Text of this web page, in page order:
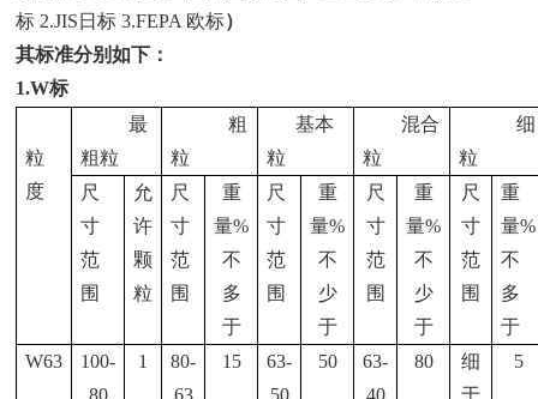
标 2.JIS日标 3.FEPA 欧标）
其标准分别如下：
1.W标
粒
度
最
粗粒
粗
粒
基本
粒
混合
粒
细
粒
尺
寸
范
围
允
许
颗
粒
尺
寸
范
围
重
量%
不
多
于
尺
寸
范
围
重
量%
不
少
于
尺
寸
范
围
重
量%
不
少
于
尺
寸
范
围
重
量%
不
多
于
W63
100-
1
80-
15
63-
50
63-
80
细
5